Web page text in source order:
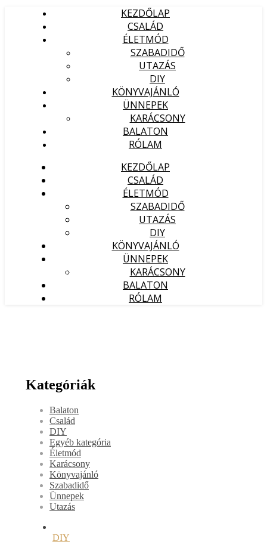
KEZDŐLAP
CSALÁD
ÉLETMÓD
SZABADIDŐ
UTAZÁS
DIY
KÖNYVAJÁNLÓ
ÜNNEPEK
KARÁCSONY
BALATON
RÓLAM
KEZDŐLAP
CSALÁD
ÉLETMÓD
SZABADIDŐ
UTAZÁS
DIY
KÖNYVAJÁNLÓ
ÜNNEPEK
KARÁCSONY
BALATON
RÓLAM
Kategóriák
Balaton
Család
DIY
Egyéb kategória
Életmód
Karácsony
Könyvajánló
Szabadidő
Ünnepek
Utazás
DIY